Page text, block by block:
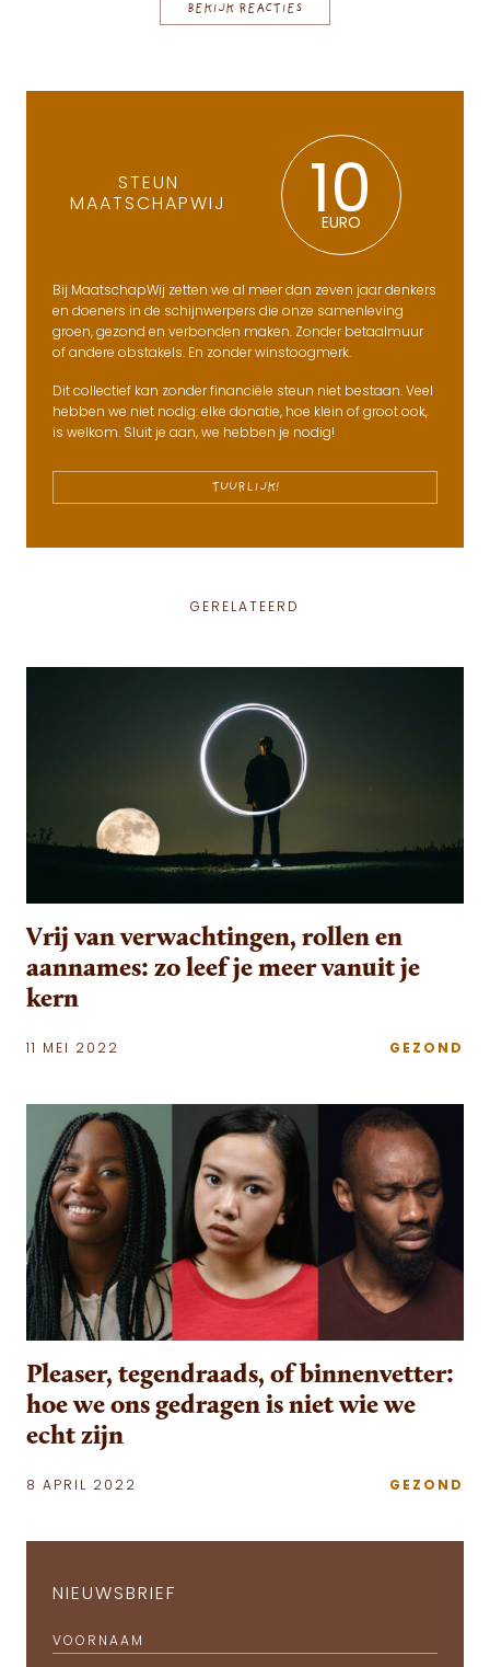
BEKIJK REACTIES
STEUN
MAATSCHAPWIJ
10
EURO
Bij MaatschapWij zetten we al meer dan zeven jaar denkers
en doeners in de schijnwerpers die onze samenleving
groen, gezond en verbonden maken. Zonder betaalmuur
of andere obstakels. En zonder winstoogmerk.
Dit collectief kan zonder financiële steun niet bestaan. Veel
hebben we niet nodig: elke donatie, hoe klein of groot ook,
is welkom. Sluit je aan, we hebben je nodig!
TUURLIJK!
GERELATEERD
Vrij van verwachtingen, rollen en
aannames: zo leef je meer vanuit je
kern
11 MEI 2022 GEZOND
Pleaser, tegendraads, of binnenvetter:
hoe we ons gedragen is niet wie we
echt zijn
8 APRIL 2022 GEZOND
NIEUWSBRIEF
VOORNAAM